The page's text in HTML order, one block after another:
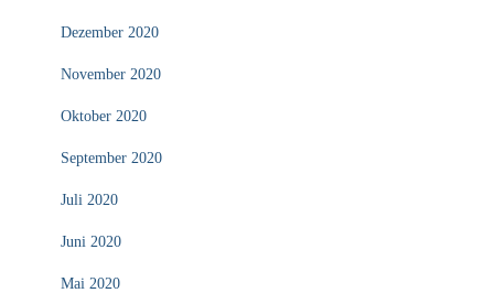
Dezember 2020
November 2020
Oktober 2020
September 2020
Juli 2020
Juni 2020
Mai 2020